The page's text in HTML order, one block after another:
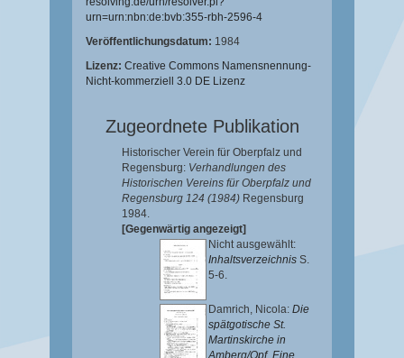
urn=urn:nbn:de:bvb:355-rbh-2596-4
Veröffentlichungsdatum: 1984
Lizenz: Creative Commons Namensnennung-
Nicht-kommerziell 3.0 DE Lizenz
Zugeordnete Publikation
Historischer Verein für Oberpfalz und
Regensburg: Verhandlungen des
Historischen Vereins für Oberpfalz und
Regensburg 124 (1984) Regensburg
1984.
[Gegenwärtig angezeigt]
Nicht ausgewählt:
Inhaltsverzeichnis S.
5-6.
Damrich, Nicola: Die
spätgotische St.
Martinskirche in
Amberg/Opf. Eine